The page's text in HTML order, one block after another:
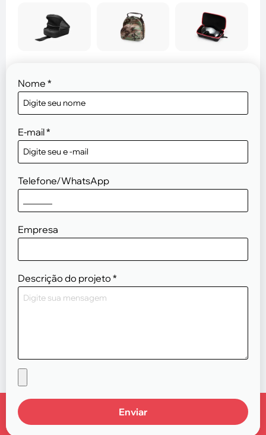
Nome *
E-mail*
Telefone/WhatsApp
Empresa
Descrição do projeto *
Enviar